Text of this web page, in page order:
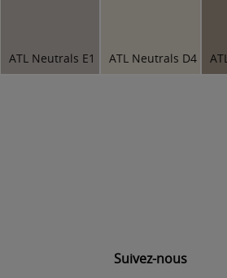
ATL Neutrals E1 ATL Neutrals D4
Suivez-nous